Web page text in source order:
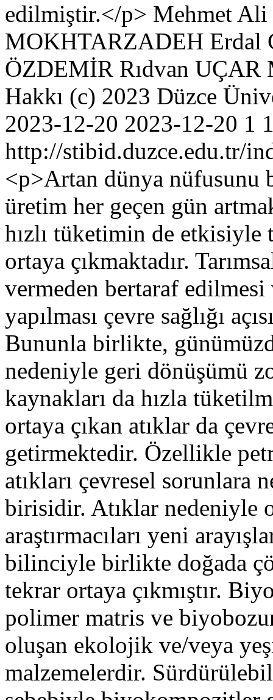
edilmiştir.</p> Mehmet
MOKHTARZADEH Erdal
ÖZDEMİR Rıdvan UÇAR
Hakkı (c) 2023 Düzce
2023-12-20 2023-12-20 1
http://stibid.duzce.edu.tr/
<p>Artan dünya nüfusunu
üretim her geçen gün
hızlı tüketimin de etkisiyle
ortaya çıkmaktadır.
vermeden bertaraf
yapılması çevre sağlığı
Bununla birlikte,
nedeniyle geri dönüşümü
kaynakları da hızla
ortaya çıkan atıklar da
getirmektedir. Özellikle
atıkları çevresel sorunlara
birisidir. Atıklar nedeniyle
araştırmacıları yeni
bilinciyle birlikte doğada
tekrar ortaya çıkmıştır.
polimer matris ve
oluşan ekolojik ve/veya
malzemelerdir.